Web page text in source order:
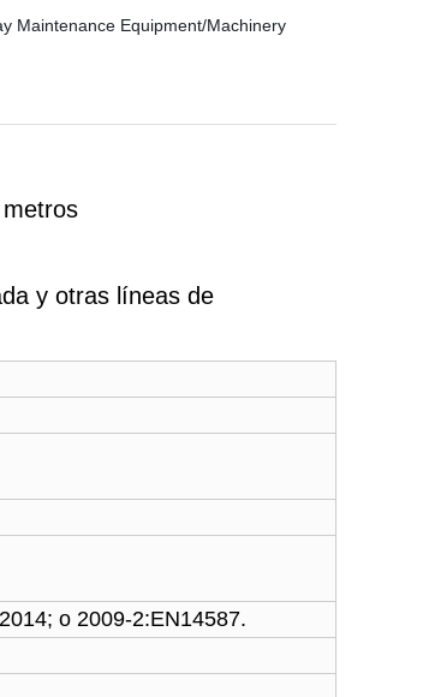
y otras líneas de
o 2009-2:EN14587.